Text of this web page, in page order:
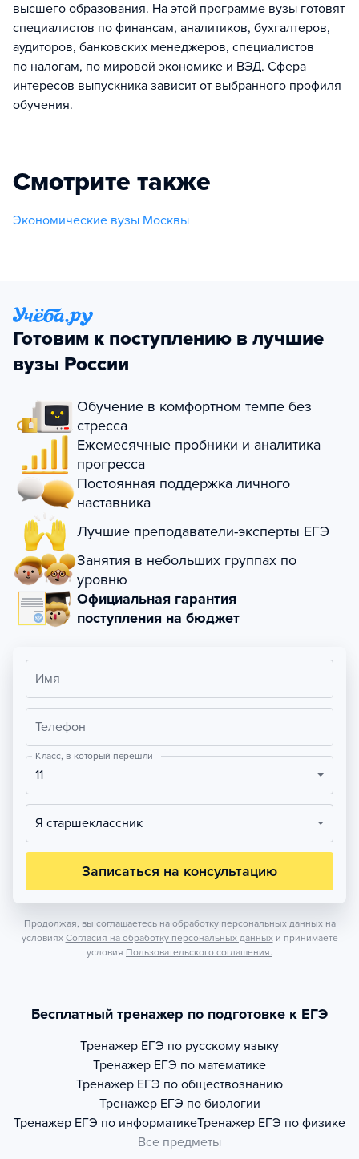
высшего образования. На этой программе вузы готовят
специалистов по финансам, аналитиков, бухгалтеров,
аудиторов, банковских менеджеров, специалистов
по налогам, по мировой экономике и ВЭД. Сфера
интересов выпускника зависит от выбранного профиля
обучения.
Смотрите также
Экономические вузы Москвы
Готовим к поступлению в лучшие
вузы России
Обучение в комфортном темпе без
стресса
Ежемесячные пробники и аналитика
прогресса
Постоянная поддержка личного
наставника
Лучшие преподаватели-эксперты ЕГЭ
Занятия в небольших группах по
уровню
Официальная гарантия
поступления на бюджет
Имя
Телефон
Класс, в который перешли
11
Я старшеклассник
Записаться на консультацию
Продолжая, вы соглашаетесь на обработку персональных данных на
условиях Согласия на обработку персональных данных и принимаете
условия Пользовательского соглашения.
Бесплатный тренажер по подготовке к ЕГЭ
Тренажер ЕГЭ по русскому языку
Тренажер ЕГЭ по математике
Тренажер ЕГЭ по обществознанию
Тренажер ЕГЭ по биологии
Тренажер ЕГЭ по информатикеТренажер ЕГЭ по физике
Все предметы